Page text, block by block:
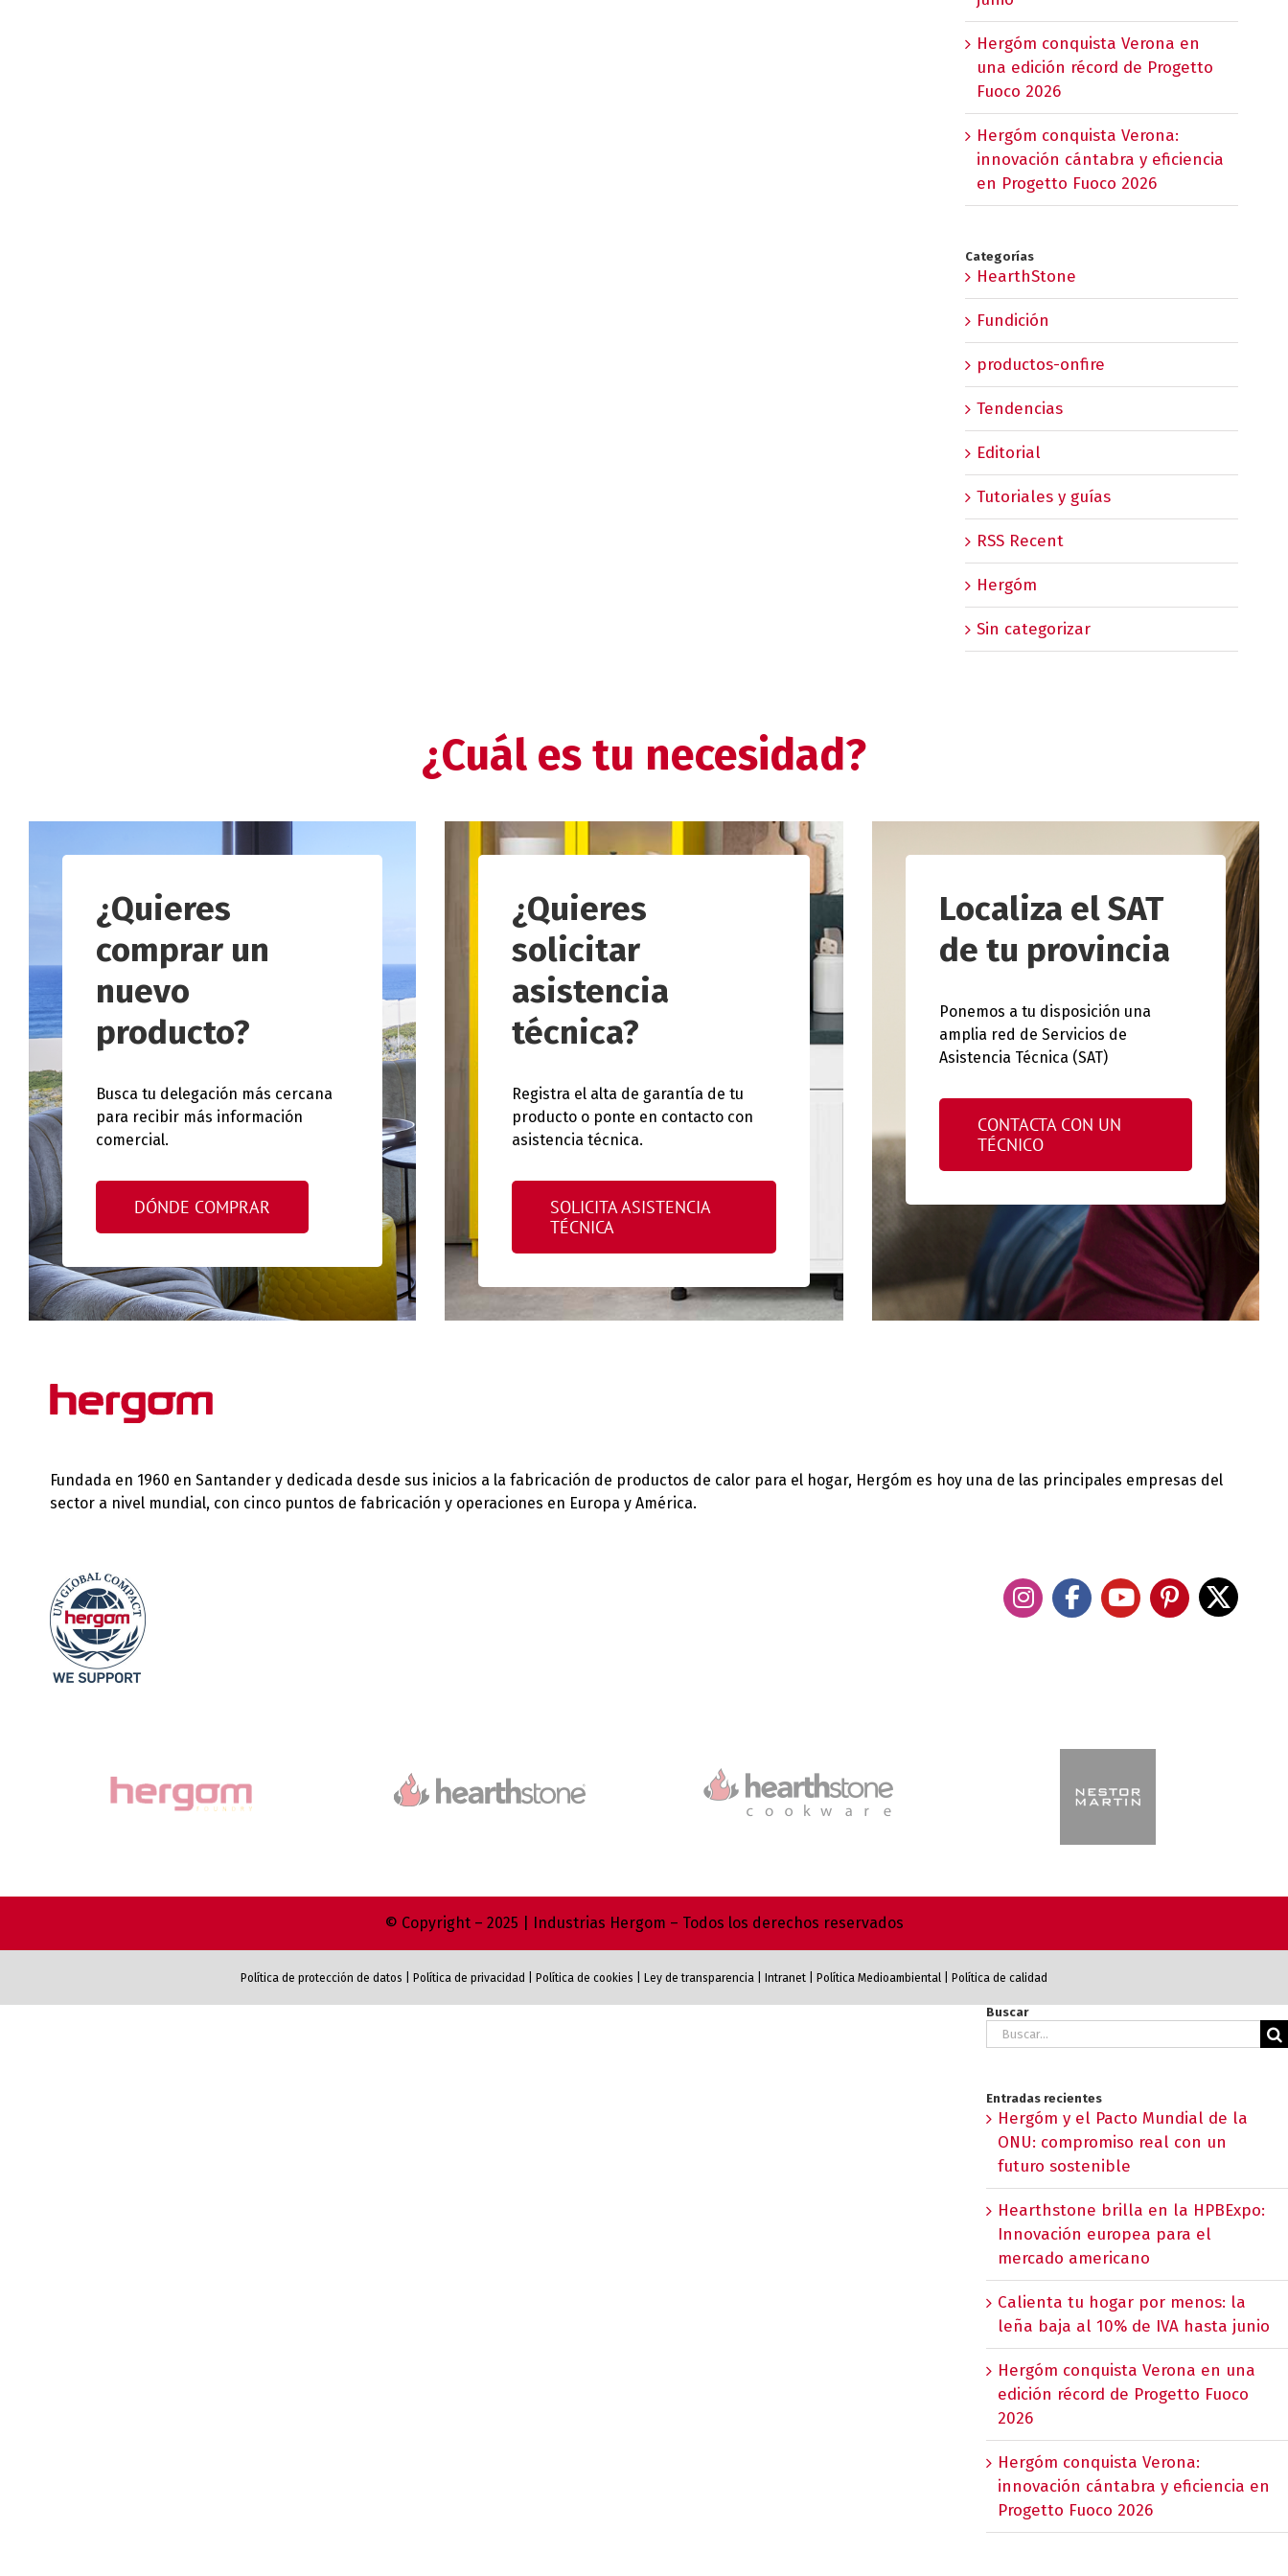
Hergóm conquista Verona en
una edición récord de Progetto
Fuoco 2026
Hergóm conquista Verona:
innovación cántabra y eficiencia
en Progetto Fuoco 2026
Categorías
HearthStone
Fundición
productos-onfire
Tendencias
Editorial
Tutoriales y guías
RSS Recent
Hergóm
Sin categorizar
¿Cuál es tu necesidad?
¿Quieres
comprar un
nuevo
producto?
Busca tu delegación más cercana
para recibir más información
comercial.
DÓNDE COMPRAR
¿Quieres
solicitar
asistencia
técnica?
Registra el alta de garantía de tu
producto o ponte en contacto con
asistencia técnica.
SOLICITA ASISTENCIA
TÉCNICA
Localiza el SAT
de tu provincia
Ponemos a tu disposición una
amplia red de Servicios de
Asistencia Técnica (SAT)
CONTACTA CON UN
TÉCNICO
Fundada en 1960 en Santander y dedicada desde sus inicios a la fabricación de productos de calor para el hogar, Hergóm es hoy una de las principales empresas del
sector a nivel mundial, con cinco puntos de fabricación y operaciones en Europa y América.
© Copyright – 2025 | Industrias Hergom – Todos los derechos reservados
Política de protección de datos Política de privacidad Política de cookies Ley de transparencia Intranet Política Medioambiental Política de calidad
Buscar
Buscar:
Entradas recientes
Hergóm y el Pacto Mundial de la
ONU: compromiso real con un
futuro sostenible
Hearthstone brilla en la HPBExpo:
Innovación europea para el
mercado americano
Calienta tu hogar por menos: la
leña baja al 10% de IVA hasta junio
Hergóm conquista Verona en una
edición récord de Progetto Fuoco
2026
Hergóm conquista Verona:
innovación cántabra y eficiencia en
Progetto Fuoco 2026